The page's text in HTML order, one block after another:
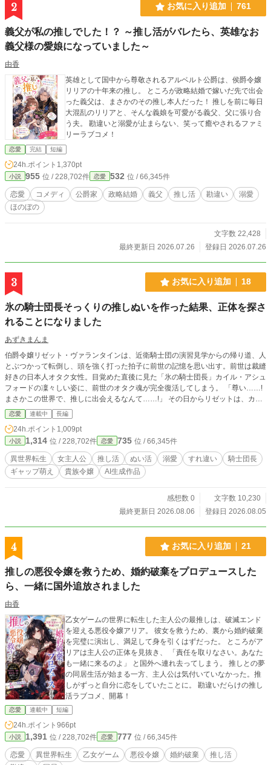
2 お気に入り追加 761
義父が私の推しでした！？ ～推し活がバレたら、英雄なお
義父様の愛娘になっていました～
由香
英雄として国中から尊敬されるアルベルト公爵は、侯爵令嬢
リリアの十年来の推し。 ところが政略結婚で嫁いだ先で出会
った義父は、まさかのその推し本人だった！ 推しを前に毎日
大混乱のリリアと、そんな義娘を可愛がる義父、父に張り合
う夫。 勘違いと溺愛が止まらない、笑って癒やされるファミ
リーラブコメ！
恋愛 完結 短編
24h.ポイント 1,370pt
小説 955 位 / 228,702件 恋愛 532 位 / 66,345件
恋愛 コメディ 公爵家 政略結婚 義父 推し活 勘違い
溺愛
ほのぼの
文字数 22,428
最終更新日 2026.07.26
登録日 2026.07.26
3 お気に入り追加 18
氷の騎士団長そっくりの推しぬいを作った結果、正体を探さ
れることになりました
あずきまんま
伯爵令嬢リゼット・ヴァランタインは、近衛騎士団の演習見学からの帰り道、人
とぶつかって転倒し、頭を強く打った拍子に前世の記憶を思い出す。前世は裁縫
好きの日本人オタク女性。目覚めた直後に見た「氷の騎士団長」カイル・アシュ
フォードの凜々しい姿に、前世のオタク魂が完全復活してしまう。 「尊い……!
まさかこの世界で、推しに出会えるなんて……!」 その日からリゼットは、カイ
ルにそっくりな「推しぬい」をこっそり手作りし、愛でる日々を送るように。学
園でも持ち歩いていたところを友人に見つかり、「なにそれ可愛い!」と大反
響。頼まれるまま友人たちの推しの人形も作るうちに、この文化をもっと広めた
いと「推し縫い専門店」を開店してしまう。 じわじわと評判が広がるある日、
リゼットは街中でカイル本人と正面衝突。その拍子に、バッグからカイルそっく
りの人形が転がり落ちてしまい――。 「……これは、俺か?」 拾い上げたカイ
ルは困惑しながらも、持ち主を探し始める。正体を明かせない令嬢と、彼女を探
っていくカイルと、うっかり本人に見つかりそうになりながら店を切り盛りする
リゼットの、すれ違いラブコメディ、開幕。
恋愛 連載中 長編
24h.ポイント 1,009pt
小説 1,314 位 / 228,702件 恋愛 735 位 / 66,345件
異世界転生 女主人公 推し活 ぬい活 溺愛 すれ違い
騎士団長
ギャップ萌え
貴族令嬢 AI生成作品
感想数 0
文字数 10,230
最終更新日 2026.08.06
登録日 2026.08.05
4 お気に入り追加 21
推しの悪役令嬢を救うため、婚約破棄をプロデュースした
ら、一緒に国外追放されました
由香
乙女ゲームの世界に転生した主人公の最推しは、破滅エンド
を迎える悪役令嬢アリア。 彼女を救うため、裏から婚約破棄
を完璧に演出し、満足して身を引くはずだった。 ところがア
リアは主人公の正体を見抜き、 「責任を取りなさい。あなた
も一緒に来るのよ」 と国外へ連れ去ってしまう。 推しとの夢
の同居生活が始まる一方、主人公は気付いていなかった。推
しがずっと自分に恋をしていたことに。 勘違いだらけの推し
活ラブコメ、開幕！
恋愛 連載中 短編
24h.ポイント 966pt
小説 1,391 位 / 228,702件 恋愛 777 位 / 66,345件
恋愛 異世界転生 乙女ゲーム 悪役令嬢 婚約破棄
推し活